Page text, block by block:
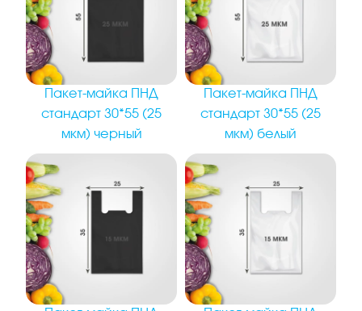
Пакет-майка ПНД
стандарт 30*55 (25
мкм) черный
Пакет-майка ПНД
стандарт 30*55 (25
мкм) белый